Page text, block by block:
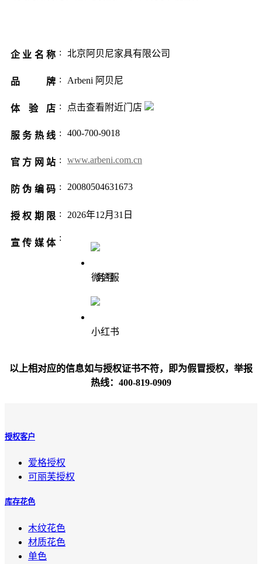
企业名称 : 北京阿贝尼家具有限公司
品 牌 : Arbeni 阿贝尼
体验店 : 点击查看附近门店
服务热线 : 400-700-9018
官方网站 : www.arbeni.com.cn
防伪编码 : 20080504631673
授权期限 : 2026年12月31日
宣传媒体
:
微信服务号
小红书
以上相对应的信息如与授权证书不符，即为假冒授权，举报
热线：400-819-0909
授权客户
爱格授权
可丽芙授权
库存花色
木纹花色
材质花色
单色